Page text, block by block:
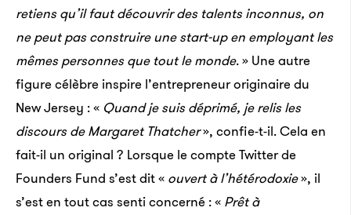
retiens qu’il faut découvrir des talents inconnus, on
ne peut pas construire une start-up en employant les
mêmes personnes que tout le monde. » Une autre
figure célèbre inspire l’entrepreneur originaire du
New Jersey : « Quand je suis déprimé, je relis les
discours de Margaret Thatcher», confie-t-il. Cela en
fait-il un original ? Lorsque le compte Twitter de
Founders Fund s’est dit « ouvert à l’hétérodoxie», il
s’est en tout cas senti concerné : « Prêt à